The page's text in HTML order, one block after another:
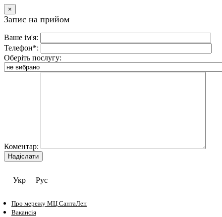
×
Запис на прийом
Ваше ім'я:
Телефон*:
Оберіть послугу:
Коментар:
Укр Рус
Про мережу МЦ СантаЛен
Вакансія